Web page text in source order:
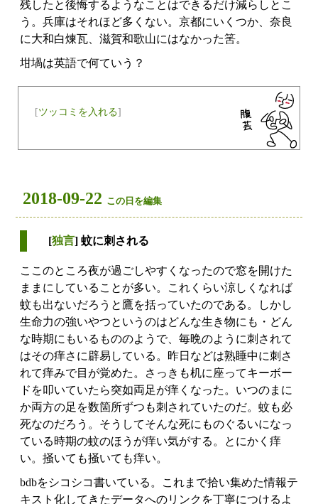
残したと後悔するようなことはできるだけ減らしとこ
う。兵庫はそれほど多くない。京都にいくつか、奈良
に大和白煉瓦、滋賀和歌山にはなかった筈。
坩堝は英語で何ていう？
[ツッコミを入れる]
2018-09-22 この日を編集
[独言] 蚊に刺される
ここのところ夜が過ごしやすくなったので窓を開けた
ままにしていることが多い。これくらい涼しくなれば
蚊も出ないだろうと鷹を括っていたのである。しかし
生命力の強いやつというのはどんな生き物にも・どん
な時期にもいるもののようで、毎晩のように刺されて
はその痒さに辟易している。昨日などは熟睡中に刺さ
れて痒みで目が覚めた。さっきも机に座ってキーボー
ドを叩いていたら突如両足が痒くなった。いつのまに
か両方の足を数箇所ずつも刺されていたのだ。蚊も必
死なのだろう。そうしてそんな死にものぐるいになっ
ている時期の蚊のほうが痒い気がする。とにかく痒
い。掻いても掻いても痒い。
bdbをシコシコ書いている。これまで拾い集めた情報テ
キスト化してきたデータへのリンクを丁寧につけるよ